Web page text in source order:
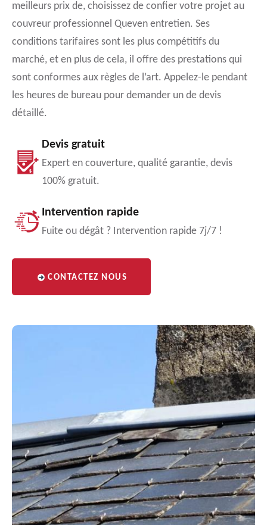
meilleurs prix de, choisissez de confier votre projet au
couvreur professionnel Queven entretien. Ses
conditions tarifaires sont les plus compétitifs du
marché, et en plus de cela, il offre des prestations qui
sont conformes aux règles de l’art. Appelez-le pendant
les heures de bureau pour demander un de devis
détaillé.
Devis gratuit
Expert en couverture, qualité garantie, devis
100% gratuit.
Intervention rapide
Fuite ou dégât ? Intervention rapide 7j/7 !
CONTACTEZ NOUS